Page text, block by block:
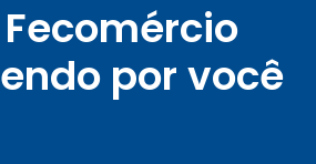
por você